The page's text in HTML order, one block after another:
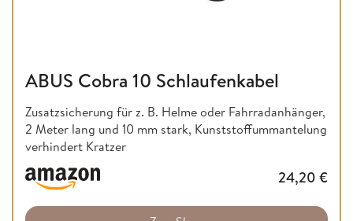
ABUS Cobra 10 Schlaufenkabel
Zusatzsicherung für z. B. Helme oder Fahrradanhänger,
2 Meter lang und 10 mm stark, Kunststoffummantelung
verhindert Kratzer
24,20 €